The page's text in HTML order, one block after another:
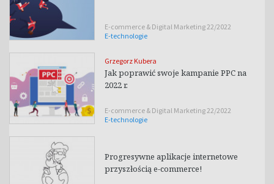
E-commerce & Digital Marketing 22/2022
E-technologie
Grzegorz Kubera
Jak poprawić swoje kampanie PPC na
2022 r.
E-commerce & Digital Marketing 22/2022
E-technologie
Progresywne aplikacje internetowe
przyszłością e-commerce!